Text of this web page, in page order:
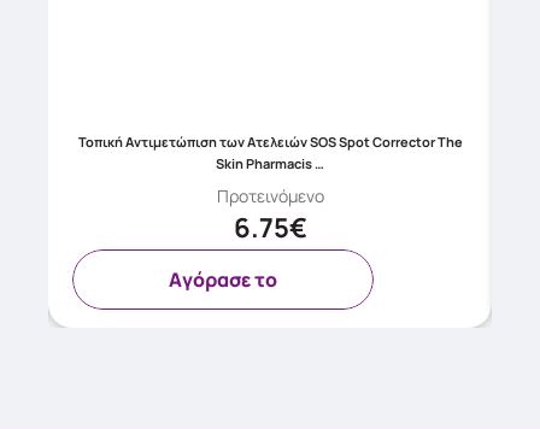
Τοπική Αντιμετώπιση των Ατελειών SOS Spot Corrector The
Skin Pharmacis …
Προτεινόμενο
6.75€
Aγόρασε το